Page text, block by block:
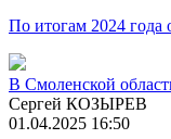
По итогам 2024 года
В Смоленской
Сергей КОЗЫРЕВ
01.04.2025 16:50